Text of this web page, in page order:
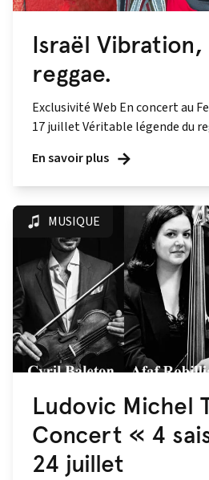
Israël
reggae.
Exclusivité Web En concert au
17 juillet Véritable légende du
En savoir plus
MUSIQUE
Ludovic Michel
Concert « 4
24 juillet